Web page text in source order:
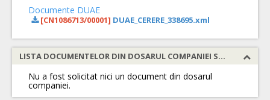
Documente DUAE
[CN1086713/00001] DUAE_CERERE_338695.xml
LISTA DOCUMENTELOR DIN DOSARUL COMPANIEI SOLICITATE
Nu a fost solicitat nici un document din dosarul
companiei.